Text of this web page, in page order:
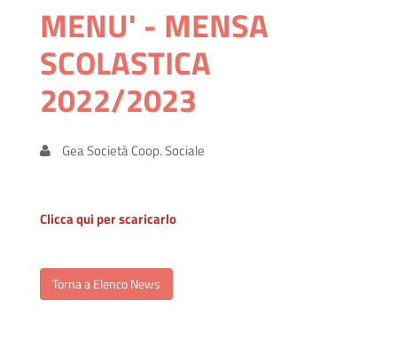
MENU' - MENSA
SCOLASTICA
2022/2023
Gea Società Coop. Sociale
Clicca qui per scaricarlo
Torna a Elenco News